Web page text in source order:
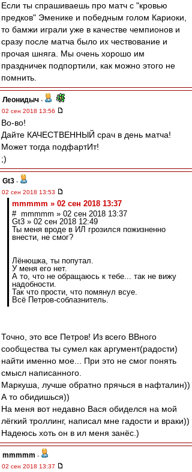
Если ты спрашиваешь про матч с "кровью
предков" Эменике и победным голом Кариоки,
то бамжи играли уже в качестве чемпионов и
сразу после матча было их чествование и
прочая шняга. Мы очень хорошо им
праздничек подпортили, как можно этого не
помнить.
Леонидыч -
02 сен 2018 13:56
Во-во!
Дайте КАЧЕСТВЕННЫЙ срач в день матча!
Может тогда подфартИт!
;)
Gt3 -
02 сен 2018 13:53
mmmmm » 02 сен 2018 13:37
# mmmmm » 02 сен 2018 13:37
Gt3 » 02 сен 2018 12:49
Ты меня вроде в ИЛ грозился пожизненно
внести, не смог?
Лёнюшка, ты попутал.
У меня его нет.
А то, что не обращаюсь к тебе... так не вижу
надобности.
Так что прости, что помянул всуе.
Всё Петров-соблазнитель.
Точно, это все Петров! Из всего ВВного
сообщества ты сумел как аргумент(радости)
найти именно мое... При это не смог понять
смысл написанного.
Маркуша, лучше обратно прячься в нафталин))
А то обидишься))
На меня вот недавно Вася обиделся на мой
лёгкий троллинг, написал мне гадости и враки))
Надеюсь хоть он в ил меня занёс.)
mmmmm -
02 сен 2018 13:37